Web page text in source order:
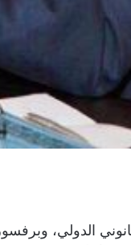
الدولي،